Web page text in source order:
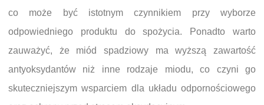
co może być istotnym czynnikiem przy wyborze
odpowiedniego produktu do spożycia. Ponadto warto
zauważyć, że miód spadziowy ma wyższą zawartość
antyoksydantów niż inne rodzaje miodu, co czyni go
skuteczniejszym wsparciem dla układu odpornościowego